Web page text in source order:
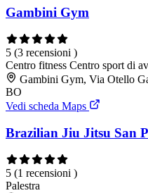
Gambini Gym
5 (3 recensioni )
Centro fitness Centro sport di
Gambini Gym, Via Otello
BO
Vedi scheda Maps
Brazilian Jiu Jitsu San
5 (1 recensioni )
Palestra